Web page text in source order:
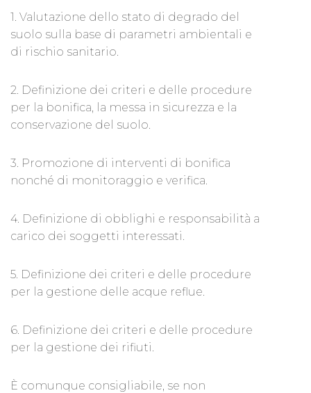
1. Valutazione dello stato di degrado del
suolo sulla base di parametri ambientali e
di rischio sanitario.
2. Definizione dei criteri e delle procedure
per la bonifica, la messa in sicurezza e la
conservazione del suolo.
3. Promozione di interventi di bonifica
nonché di monitoraggio e verifica.
4. Definizione di obblighi e responsabilità a
carico dei soggetti interessati.
5. Definizione dei criteri e delle procedure
per la gestione delle acque reflue.
6. Definizione dei criteri e delle procedure
per la gestione dei rifiuti.
È comunque consigliabile, se non